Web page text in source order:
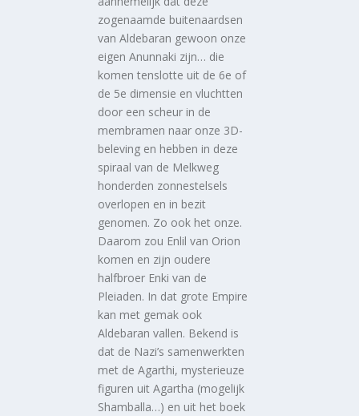
zogenaamde buitenaardsen
van Aldebaran gewoon onze
eigen Anunnaki zijn… die
komen tenslotte uit de 6e of
de 5e dimensie en vluchtten
door een scheur in de
membramen naar onze 3D-
beleving en hebben in deze
spiraal van de Melkweg
honderden zonnestelsels
overlopen en in bezit
genomen. Zo ook het onze.
Daarom zou Enlil van Orion
komen en zijn oudere
halfbroer Enki van de
Pleiaden. In dat grote Empire
kan met gemak ook
Aldebaran vallen. Bekend is
dat de Nazi’s samenwerkten
met de Agarthi, mysterieuze
figuren uit Agartha (mogelijk
Shamballa…) en uit het boek